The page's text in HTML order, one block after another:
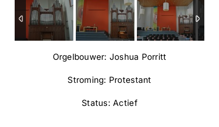
Orgelbouwer: Joshua Porritt
Stroming: Protestant
Status: Actief